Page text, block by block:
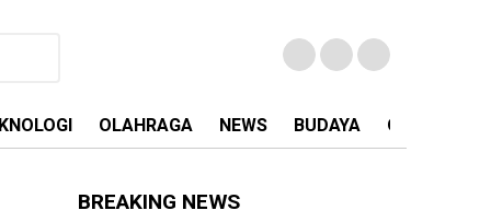
OLAHRAGA NEWS BUDAYA OPINI
BREAKING NEWS